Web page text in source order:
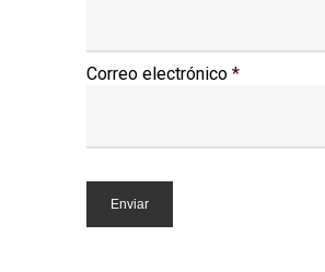
Correo electrónico *